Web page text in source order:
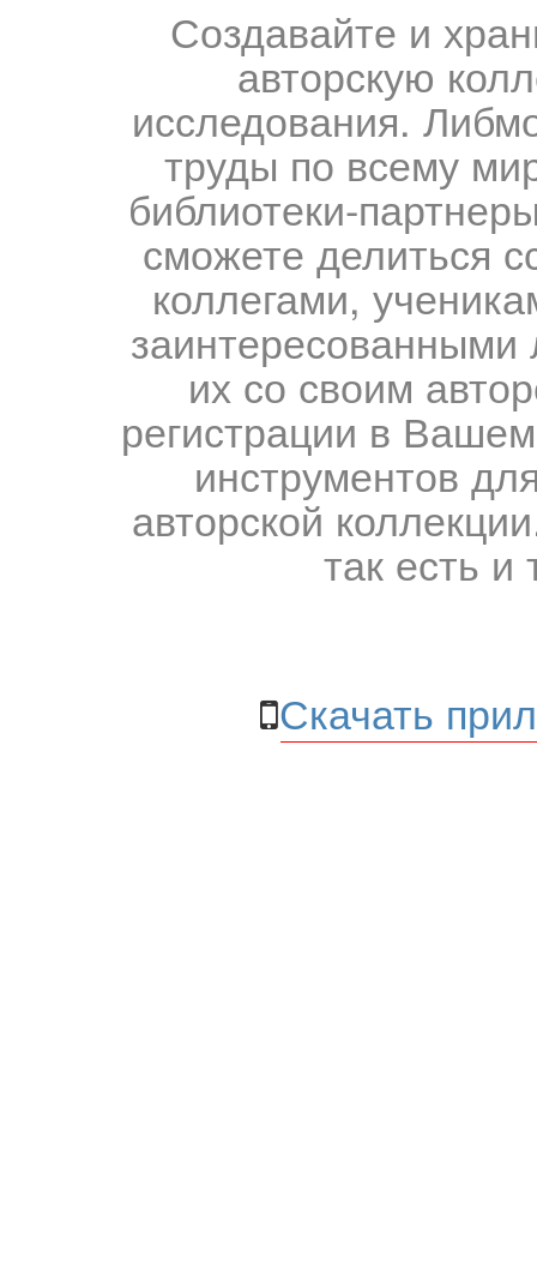
Создавайте и
авторскую
исследования.
труды по всему
библиотеки-
сможете делиться
коллегами,
их со своим
регистрации в
инструментов
авторской
так есть и
Скачать